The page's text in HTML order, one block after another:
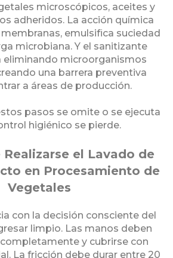
microscópicos, aceites y
adheridos. La acción química
emulsifica suciedad
microbiana. Y el sanitizante
microorganismos
una barrera preventiva
a áreas de producción.
pasos se omite o se ejecuta
higiénico se pierde.
el Lavado de
en Procesamiento de
Vegetales
con la decisión consciente del
limpio. Las manos deben
y cubrirse con
La fricción debe durar entre 20